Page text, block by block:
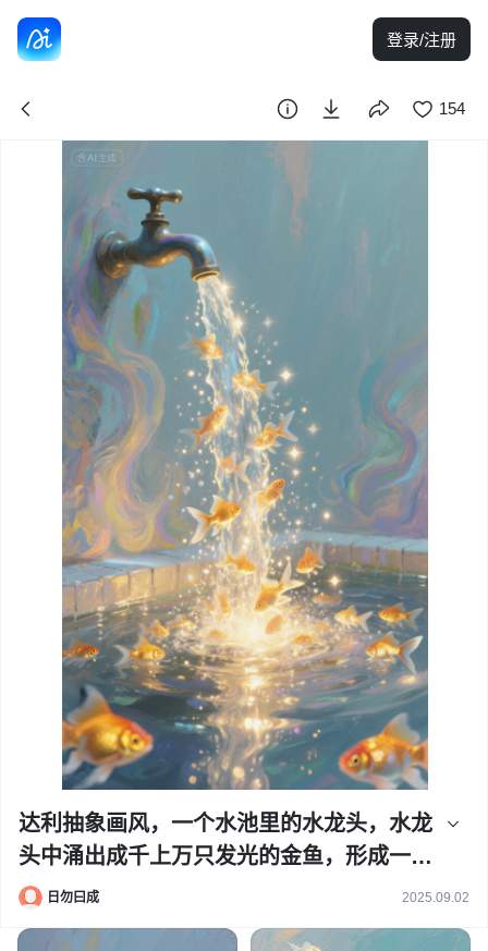
登录/注册
154
达利抽象画风，一个水池里的水龙头，水龙
头中涌出成千上万只发光的金鱼，形成一道
金鱼瀑布。魔法现实主义，奇幻风，体积
日勿曰成 2025.09.02